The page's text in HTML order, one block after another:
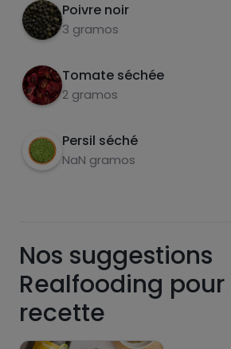
Poivre noir
3 gramos
Tomate séchée
2 gramos
Persil séché
NaN gramos
Hazte PLUS para ver la
Nos suggestions
Realfooding
recette